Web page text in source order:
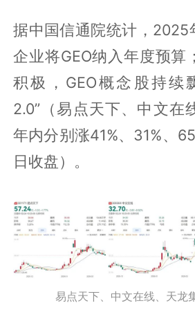
据中国信通院统计，2025
企业将GEO纳入年度预算
积极，GEO概念股持续
2.0”（易点天下、中文在
年内分别涨41%、31%、
日收盘）。
易点天下、中文在线、天龙